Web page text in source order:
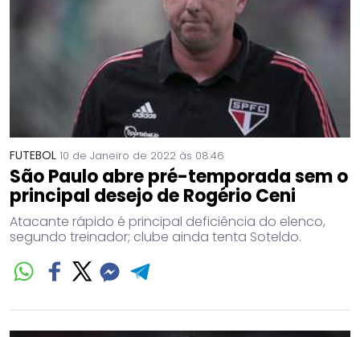
FUTEBOL 10 de Janeiro de 2022 às 08:46
São Paulo abre pré-temporada sem o
principal desejo de Rogério Ceni
Atacante rápido é principal deficiência do elenco,
segundo treinador; clube ainda tenta Soteldo.